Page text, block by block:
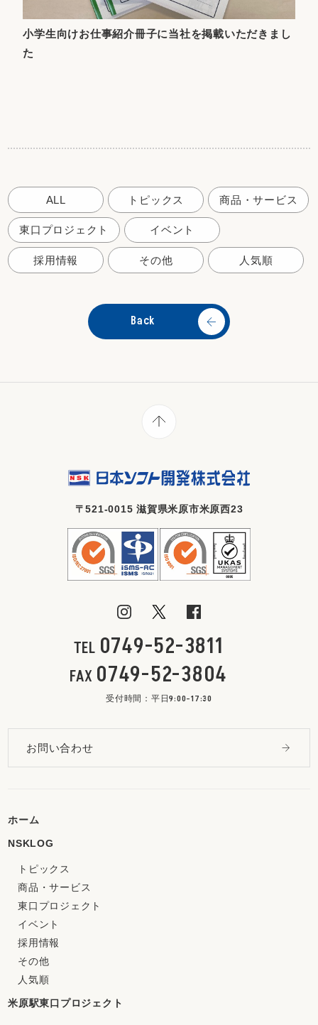
小学生向けお仕事紹介冊子に当社を掲載いただきまし
た
ALL トピックス 商品・サービス
東口プロジェクト イベント
採用情報 その他 人気順
Back
〒521-0015 滋賀県米原市米原西23
TEL 0749-52-3811
FAX 0749-52-3804
受付時間：平日9:00-17:30
お問い合わせ
ホーム
NSKLOG
トピックス
商品・サービス
東口プロジェクト
イベント
採用情報
その他
人気順
米原駅東口プロジェクト